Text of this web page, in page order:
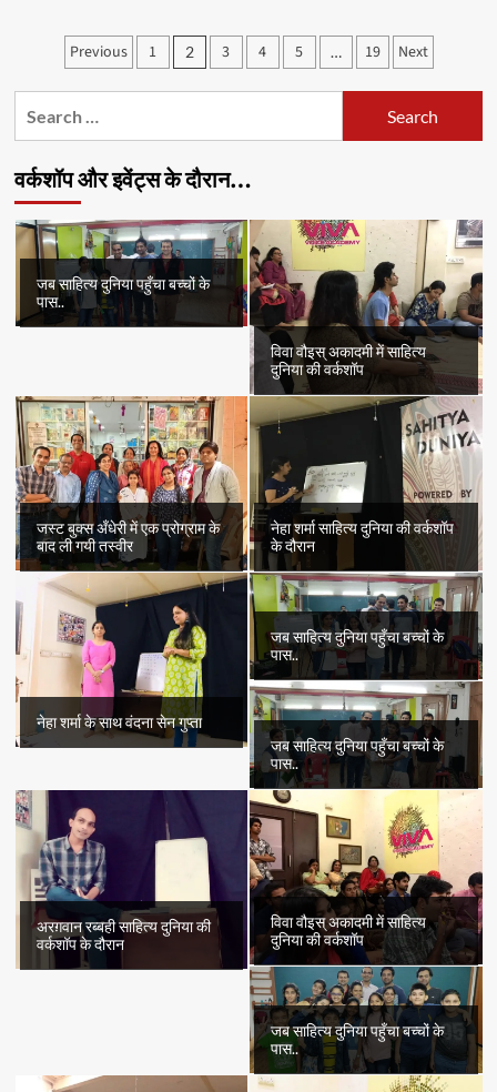
रोज़गार
के…
Posts
pagination
Previous 1 2 3 4 5 … 19 Next
वर्कशॉप और इवेंट्स के दौरान…
जब साहित्य दुनिया पहुँचा बच्चों के
पास..
विवा वौइस् अकादमी में साहित्य
दुनिया की वर्कशॉप
जस्ट बुक्स अँधेरी में एक प्रोग्राम के
बाद ली गयी तस्वीर
नेहा शर्मा साहित्य दुनिया की वर्कशॉप
के दौरान
नेहा शर्मा के साथ वंदना सेन गुप्ता
जब साहित्य दुनिया पहुँचा बच्चों के
पास..
जब साहित्य दुनिया पहुँचा बच्चों के
पास..
अरग़वान रब्बही साहित्य दुनिया की
वर्कशॉप के दौरान
विवा वौइस् अकादमी में साहित्य
दुनिया की वर्कशॉप
जब साहित्य दुनिया पहुँचा बच्चों के
पास..